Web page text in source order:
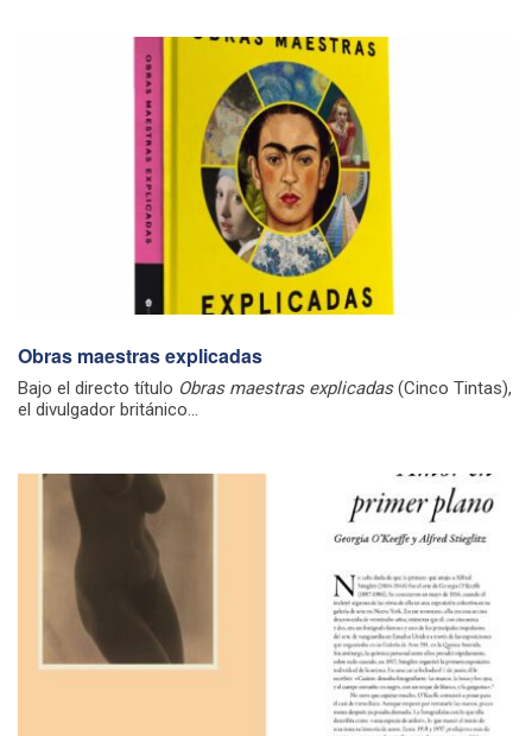
Obras maestras explicadas
Bajo el directo título Obras maestras explicadas(Cinco Tintas),
el divulgador británico...